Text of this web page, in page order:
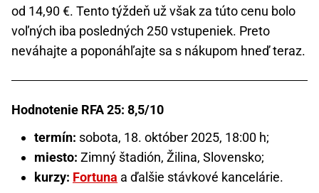
od 14,90 €. Tento týždeň už však za túto cenu bolo
voľných iba posledných 250 vstupeniek. Preto
neváhajte a poponáhľajte sa s nákupom hneď teraz.
Hodnotenie RFA 25: 8,5/10
termín: sobota, 18. október 2025, 18:00 h;
miesto: Zimný štadión, Žilina, Slovensko;
kurzy: Fortuna a ďalšie stávkové kancelárie.